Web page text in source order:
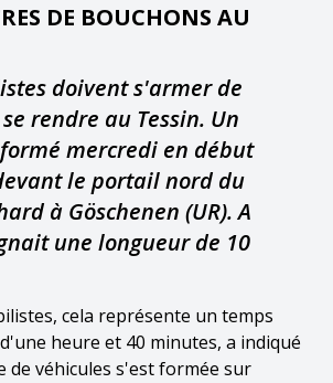
DE BOUCHONS AU
doivent s'armer de
rendre au Tessin. Un
mercredi en début
le portail nord du
à Göschenen (UR). A
une longueur de 10
cela représente un temps
heure et 40 minutes, a indiqué
de véhicules s'est formée sur